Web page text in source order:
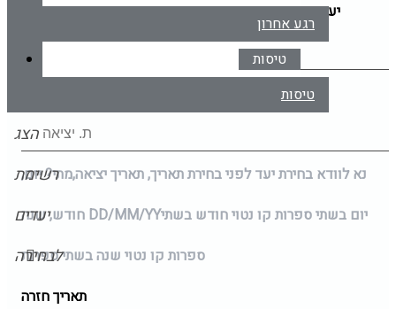
רגע אחרון
טיסות
טיסות
יעדהקלד יעד או עבור לכפתור הבא לבחירת יעד מרשימה
הצג
רשימת
יעדים
לבחירה
נא לוודא בחירת יעד לפני בחירת תאריך,תאריך יציאה,מתי? יום,
DD/MM/YYיום בשתי ספרות קו נטוי חודש בשתי
ספרות קו נטוי שנה בשתי ספרות
תאריך חזרה